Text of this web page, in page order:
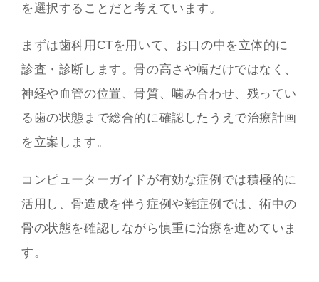
を選択することだと考えています。
まずは歯科用CTを用いて、お口の中を立体的に
診査・診断します。骨の高さや幅だけではなく、
神経や血管の位置、骨質、噛み合わせ、残ってい
る歯の状態まで総合的に確認したうえで治療計画
を立案します。
コンピューターガイドが有効な症例では積極的に
活用し、骨造成を伴う症例や難症例では、術中の
骨の状態を確認しながら慎重に治療を進めていま
す。